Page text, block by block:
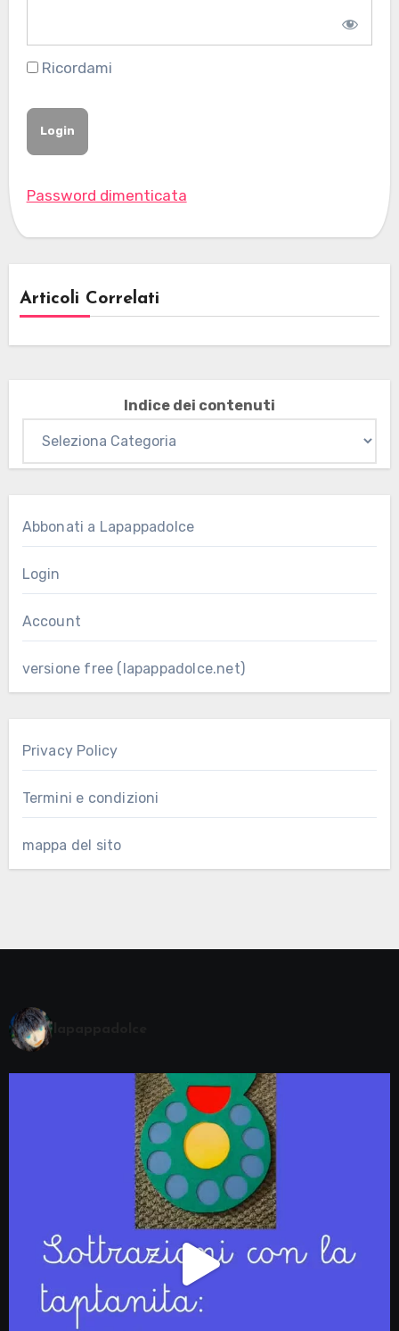
Ricordami
Password dimenticata
Articoli Correlati
Indice dei contenuti
Abbonati a Lapappadolce
Login
Account
versione free (lapappadolce.net)
Privacy Policy
Termini e condizioni
mappa del sito